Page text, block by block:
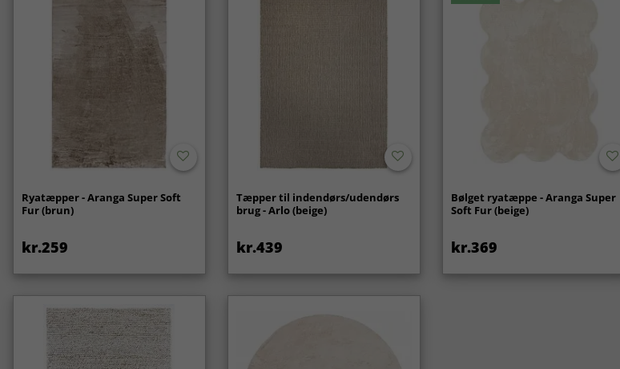
Ryatæpper - Aranga Super Soft
Fur (brun)
kr.259
Tæpper til indendørs/udendørs
brug - Arlo (beige)
kr.439
Bølget ryatæppe - Aranga Super
Soft Fur (beige)
kr.369